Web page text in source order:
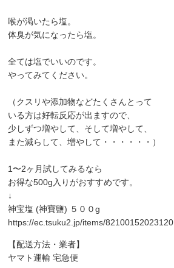
喉が渇いたら塩。
体臭が気になったら塩。
全ては塩でいいのです。
やってみてください。
（クスリや添加物などたくさんとって
いる方は好転反応が出ますので、
少しずつ増やして、そして増やして、
また減らして、増やして・・・・・・）
1〜2ヶ月試してみるなら
お得な500g入りがおすすめです。
↓
神宝塩 (神寶鹽) ５００g
https://ec.tsuku2.jp/items/82100152023120
【配送方法・業者】
ヤマト運輸 宅急便